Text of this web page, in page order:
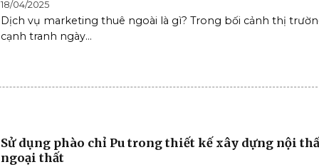
18/04/2025
Dịch vụ marketing thuê ngoài là gì? Trong bối cảnh thị
cạnh tranh ngày...
Sử dụng phào chỉ Pu trong thiết kế xây dựng nội
ngoại thất